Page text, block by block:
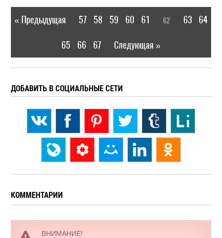
« Предыдущая 57 58 59 60 61 62 63 64
65 66 67 Следующая »
ДОБАВИТЬ В СОЦИАЛЬНЫЕ СЕТИ
КОММЕНТАРИИ
ВНИМАНИЕ!